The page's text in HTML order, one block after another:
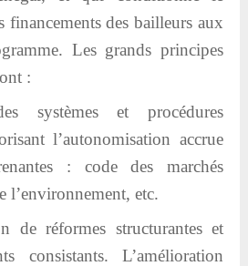
financements des bailleurs aux
Les grands principes
:
systèmes et procédures
l’autonomisation accrue
: code des marchés
l’environnement, etc.
de réformes structurantes et
consistants. L’amélioration